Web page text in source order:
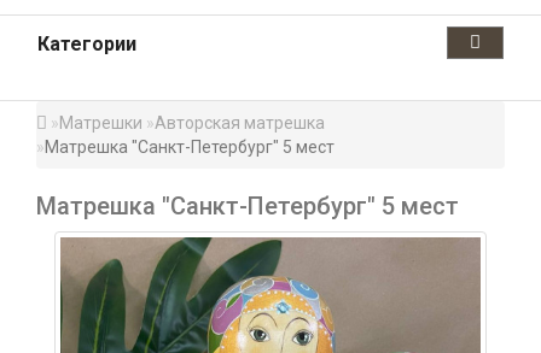
Категории
Матрешки
Авторская матрешка
Матрешка "Санкт-Петербург" 5 мест
Матрешка "Санкт-Петербург" 5 мест